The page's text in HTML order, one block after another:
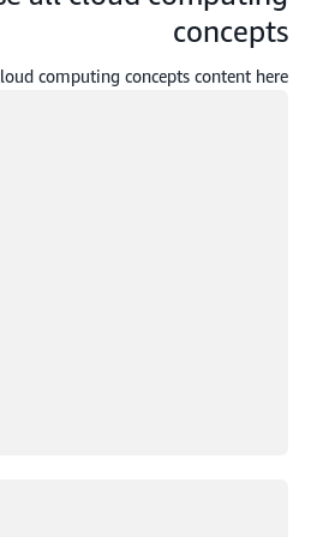
concepts
computing concepts content here: